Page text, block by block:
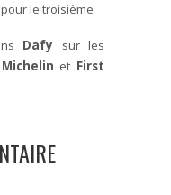
le troisième
Dafy sur les
Michelin et First